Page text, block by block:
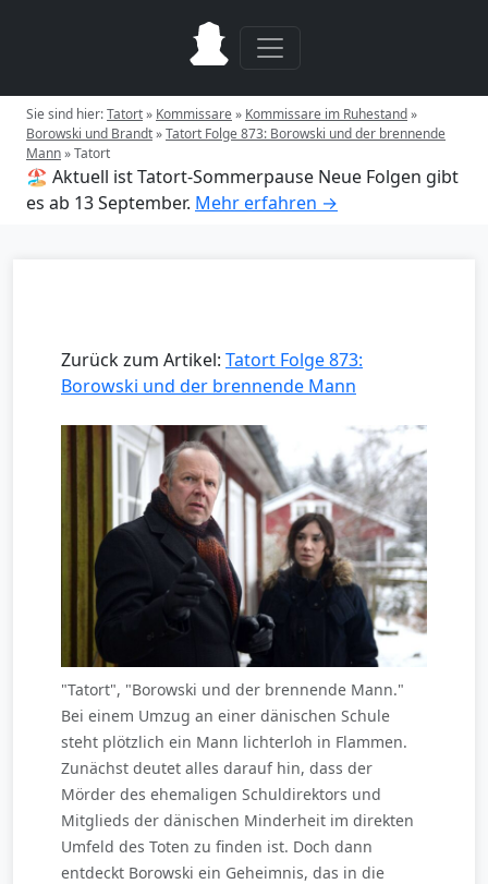
Sie sind hier:Tatort» Kommissare» Kommissare im Ruhestand»
Borowski und Brandt»Tatort Folge 873: Borowski und der brennende
Mann»Tatort
🏖️ Aktuell ist Tatort-Sommerpause Neue Folgen gibt
es ab 13 September. Mehr erfahren →
Zurück zum Artikel: Tatort Folge 873:
Borowski und der brennende Mann
"Tatort", "Borowski und der brennende Mann."
Bei einem Umzug an einer dänischen Schule
steht plötzlich ein Mann lichterloh in Flammen.
Zunächst deutet alles darauf hin, dass der
Mörder des ehemaligen Schuldirektors und
Mitglieds der dänischen Minderheit im direkten
Umfeld des Toten zu finden ist. Doch dann
entdeckt Borowski ein Geheimnis, das in die